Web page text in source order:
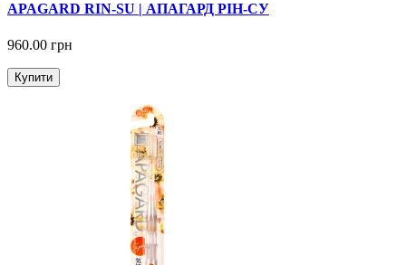
APAGARD RIN-SU | АПАГАРД РІН-СУ
960.00 грн
Купити